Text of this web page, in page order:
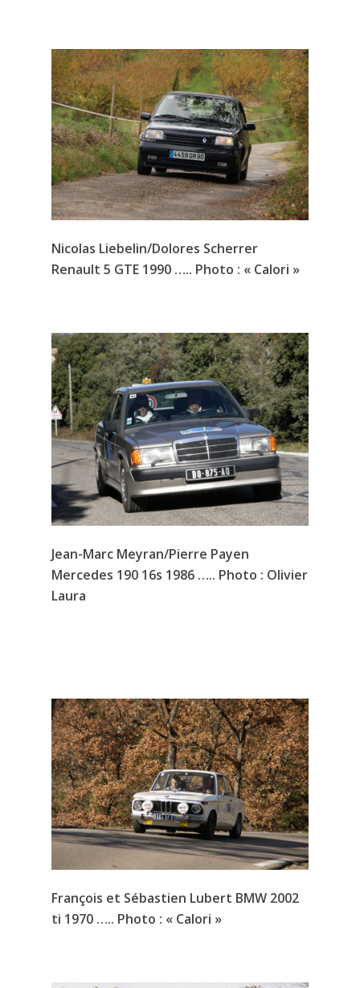
Nicolas Liebelin/Dolores Scherrer
Renault 5 GTE 1990 ….. Photo : « Calori »
Jean-Marc Meyran/Pierre Payen
Mercedes 190 16s 1986 ….. Photo : Olivier
Laura
François et Sébastien Lubert BMW 2002
ti 1970 ….. Photo : « Calori »